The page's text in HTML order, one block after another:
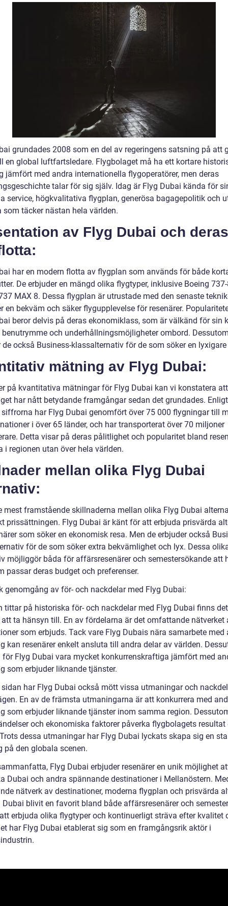
grundades 2008 som en del av regeringens satsning på att
en global luftfartsledare. Flygbolaget må ha ett kortare
jämfört med andra internationella flygoperatörer, men deras
talar för sig själv. Idag är Flyg Dubai kända för
service, högkvalitativa flygplan, generösa bagagepolitik och
som täcker nästan hela världen.
av Flyg Dubai och deras
har en modern flotta av flygplan som används för både
De erbjuder en mängd olika flygtyper, inklusive Boeing
MAX 8. Dessa flygplan är utrustade med den senaste
en bekväm och säker flygupplevelse för resenärer.
beror delvis på deras ekonomiklass, som är välkänd för sin
benutrymme och underhållningsmöjligheter ombord.
de också Business-klassalternativ för de som söker en lyxigare
mätning av Flyg Dubai:
på kvantitativa mätningar för Flyg Dubai kan vi konstatera att
har nått betydande framgångar sedan det grundades.
siffrorna har Flyg Dubai genomfört över 75 000 flygningar till
i över 65 länder, och har transporterat över 70 miljoner
Detta visar på deras pålitlighet och popularitet bland
i regionen utan över hela världen.
mellan olika Flyg Dubai
mest framstående skillnaderna mellan olika Flyg Dubai
prissättningen. Flyg Dubai är känt för att erbjuda prisvärda
som söker en ekonomisk resa. Men de erbjuder också
för de som söker extra bekvämlighet och lyx. Dessa
möjliggör båda för affärsresenärer och semestersökande att
passar deras budget och preferenser.
genomgång av för- och nackdelar med Flyg Dubai:
tittar på historiska för- och nackdelar med Flyg Dubai finns
ta hänsyn till. En av fördelarna är det omfattande nätverket
som erbjuds. Tack vare Flyg Dubais nära samarbete med
kan resenärer enkelt ansluta till andra delar av världen.
för Flyg Dubai vara mycket konkurrenskraftiga jämfört med
som erbjuder liknande tjänster.
sidan har Flyg Dubai också mött vissa utmaningar och
En av de främsta utmaningarna är att konkurrera med
som erbjuder liknande tjänster inom samma region.
och ekonomiska faktorer påverka flygbolagets resultat
dessa utmaningar har Flyg Dubai lyckats skapa sig en
på den globala scenen.
Flyg Dubai erbjuder resenärer en unik möjlighet
Dubai och andra spännande destinationer i Mellanöstern.
nätverk av destinationer, moderna flygplan och prisvärda
Dubai blivit en favorit bland både affärsresenärer och
erbjuda olika flygtyper och kontinuerligt sträva efter kvalitet
har Flyg Dubai etablerat sig som en framgångsrik aktör i